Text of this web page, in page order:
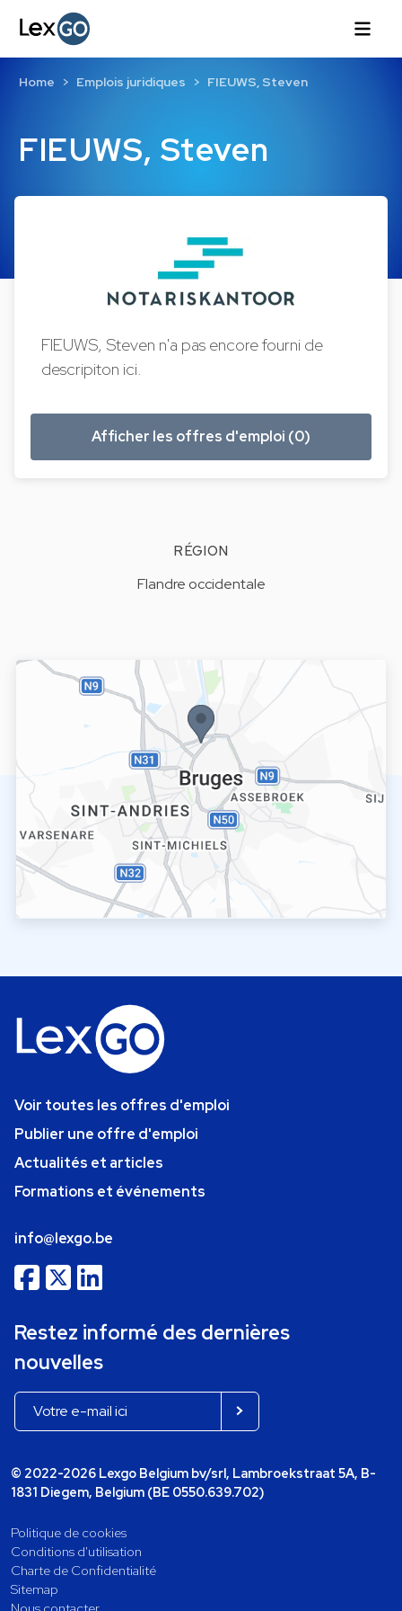
FIEUWS, Steven
Home Emplois juridiques FIEUWS, Steven
FIEUWS, Steven n'a pas encore fourni de
descripiton ici.
Afficher les offres d'emploi (0)
RÉGION
Flandre occidentale
Voir toutes les offres d'emploi
Publier une offre d'emploi
Actualités et articles
Formations et événements
info@lexgo.be
Restez informé des dernières
nouvelles
© 2022-2026 Lexgo Belgium bv/srl, Lambroekstraat 5A, B-
1831 Diegem, Belgium (BE 0550.639.702)
Politique de cookies
Conditions d'utilisation
Charte de Confidentialité
Sitemap